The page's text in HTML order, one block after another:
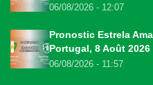
06/08/2026 - 12:07
Pronostic Estrela
Portugal, 8 Août 2026
06/08/2026 - 11:57